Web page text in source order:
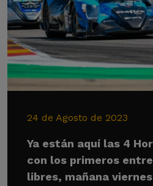
24 de Agosto de 2023
Ya están aquí las 4
con los primeros
libres, mañana